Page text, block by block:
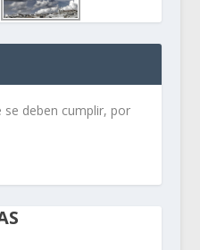
se deben cumplir, por